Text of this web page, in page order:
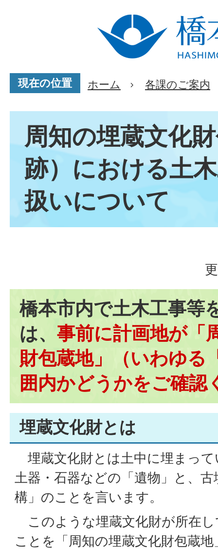
現在の位置 ホーム 各課のご案内
周知の埋蔵文化
跡）における土
扱いについて
橋本市内で土木工事等
は、 事前に計画地が「
財包蔵地」（いわゆる
囲内かどうかをご確認
埋蔵文化財とは
埋蔵文化財とは土中に埋まっ
土器・石器などの「遺物」と、
構」のことを言います。
このような埋蔵文化財が所在
ことを「周知の埋蔵文化財包蔵